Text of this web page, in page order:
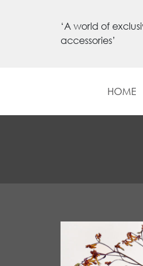
‘A world of
accessories’
HOME